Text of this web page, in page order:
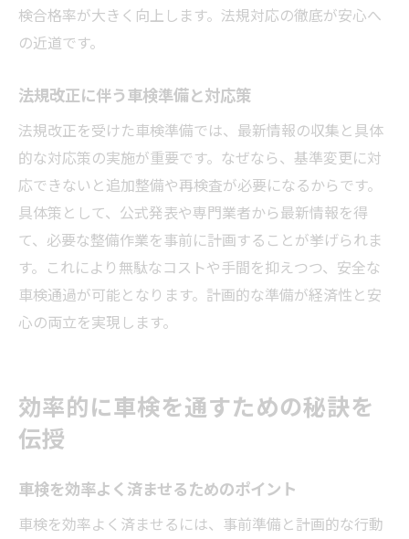
検合格率が大きく向上します。法規対応の徹底が安心へ
の近道です。
法規改正に伴う車検準備と対応策
法規改正を受けた車検準備では、最新情報の収集と具体
的な対応策の実施が重要です。なぜなら、基準変更に対
応できないと追加整備や再検査が必要になるからです。
具体策として、公式発表や専門業者から最新情報を得
て、必要な整備作業を事前に計画することが挙げられま
す。これにより無駄なコストや手間を抑えつつ、安全な
車検通過が可能となります。計画的な準備が経済性と安
心の両立を実現します。
効率的に車検を通すための秘訣を
伝授
車検を効率よく済ませるためのポイント
車検を効率よく済ませるには、事前準備と計画的な行動